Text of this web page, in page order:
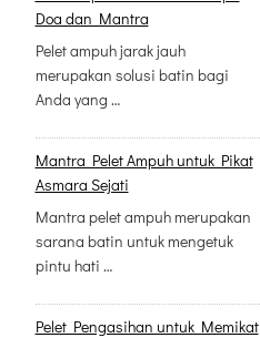
Doa dan Mantra
Pelet ampuh jarak jauh
merupakan solusi batin bagi
Anda yang …
Mantra Pelet Ampuh untuk Pikat
Asmara Sejati
Mantra pelet ampuh merupakan
sarana batin untuk mengetuk
pintu hati …
Pelet Pengasihan untuk Memikat